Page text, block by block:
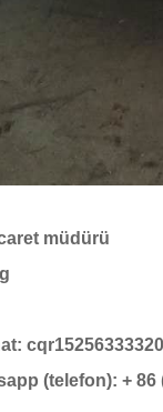
müdürü
cqr15256333320
(telefon): + 86